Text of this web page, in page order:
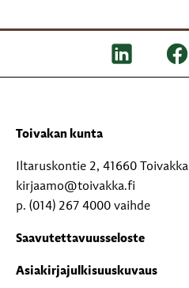
Toivakan kunta
Iltaruskontie 2, 41660 Toivakka
kirjaamo@toivakka.fi
p. (014) 267 4000 vaihde
Saavutettavuusseloste
Asiakirjajulkisuuskuvaus